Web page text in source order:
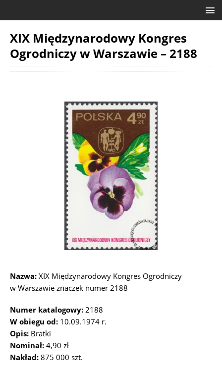
XIX Międzynarodowy Kongres
Ogrodniczy w Warszawie – 2188
Nazwa: XIX Międzynarodowy Kongres Ogrodniczy
w Warszawie znaczek numer 2188
Numer katalogowy: 2188
W obiegu od: 10.09.1974 r.
Opis: Bratki
Nominał: 4,90 zł
Nakład: 875 000 szt.